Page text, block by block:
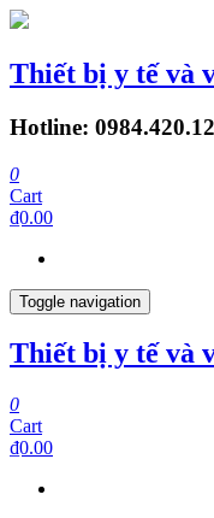
Thiết bị y tế và
Hotline:
0
Cart
₫0.00
Toggle navigation
Thiết bị y tế và
0
Cart
₫0.00